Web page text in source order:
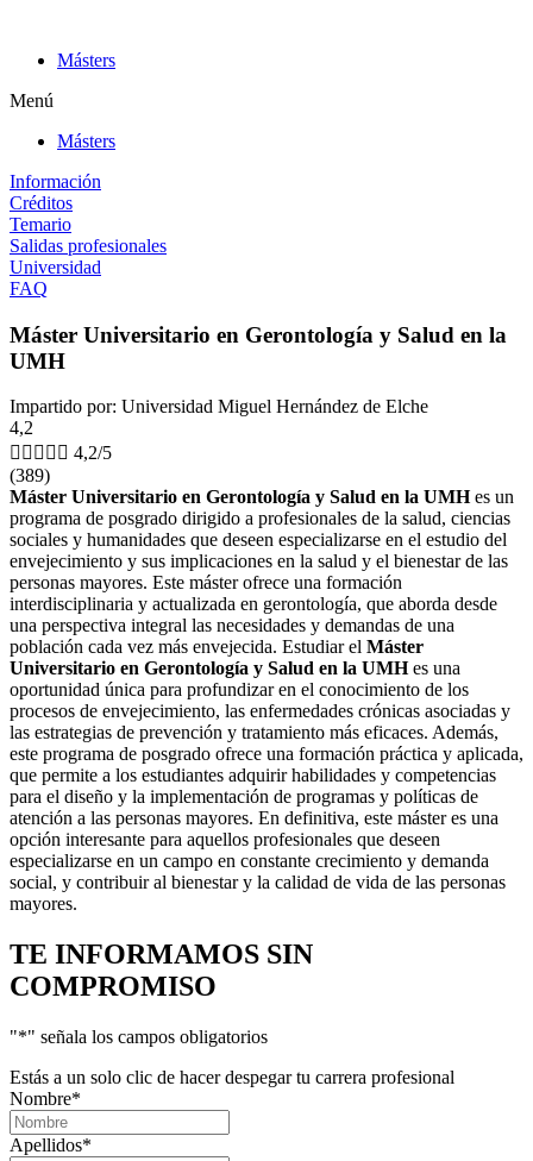
contenidoMásters
Menú
Másters
Información
Créditos
Temario
Salidas profesionales
Universidad
FAQ
Máster Universitario en Gerontología y Salud en la
UMH
Impartido por: Universidad Miguel Hernández de Elche
4,2
     4,2/5
(389)
Máster Universitario en Gerontología y Salud en la UMHes un
programa de posgrado dirigido a profesionales de la salud, ciencias
sociales y humanidades que deseen especializarse en el estudio del
envejecimiento y sus implicaciones en la salud y el bienestar de las
personas mayores. Este máster ofrece una formación
interdisciplinaria y actualizada en gerontología, que aborda desde
una perspectiva integral las necesidades y demandas de una
población cada vez más envejecida. Estudiar el Máster
Universitario en Gerontología y Salud en la UMHes una
oportunidad única para profundizar en el conocimiento de los
procesos de envejecimiento, las enfermedades crónicas asociadas y
las estrategias de prevención y tratamiento más eficaces. Además,
este programa de posgrado ofrece una formación práctica y aplicada,
que permite a los estudiantes adquirir habilidades y competencias
para el diseño y la implementación de programas y políticas de
atención a las personas mayores. En definitiva, este máster es una
opción interesante para aquellos profesionales que deseen
especializarse en un campo en constante crecimiento y demanda
social, y contribuir al bienestar y la calidad de vida de las personas
mayores.
TE INFORMAMOS SIN
COMPROMISO
"*" señala los campos obligatorios
Estás a un solo clic de hacer despegar tu carrera profesional
Nombre*
Apellidos*